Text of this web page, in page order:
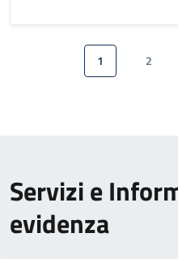
Paginazione
Pagina attuale
1 Pagina
2
Servizi e
evidenza